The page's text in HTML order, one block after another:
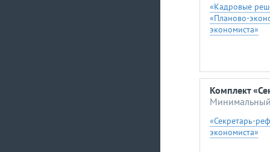
«Кадровые
«Планово-
экономиста»
Комплект
«Секретарь-
экономиста»